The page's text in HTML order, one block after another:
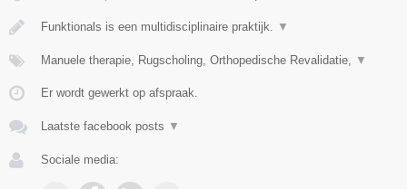
Funktionals is een multidisciplinaire praktijk. ▼
Manuele therapie, Rugscholing, Orthopedische Revalidatie, ▼
Er wordt gewerkt op afspraak.
Laatste facebook posts ▼
Sociale media: